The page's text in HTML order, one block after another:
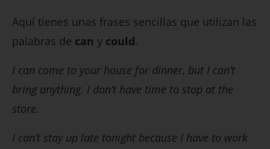
Aquí tienes unas frases sencillas que utilizan las
palabras de can y could.
I can come to your house for dinner, but I can’t
bring anything. I don’t have time to stop at the
store.
I can’t stay up late tonight because I have to work